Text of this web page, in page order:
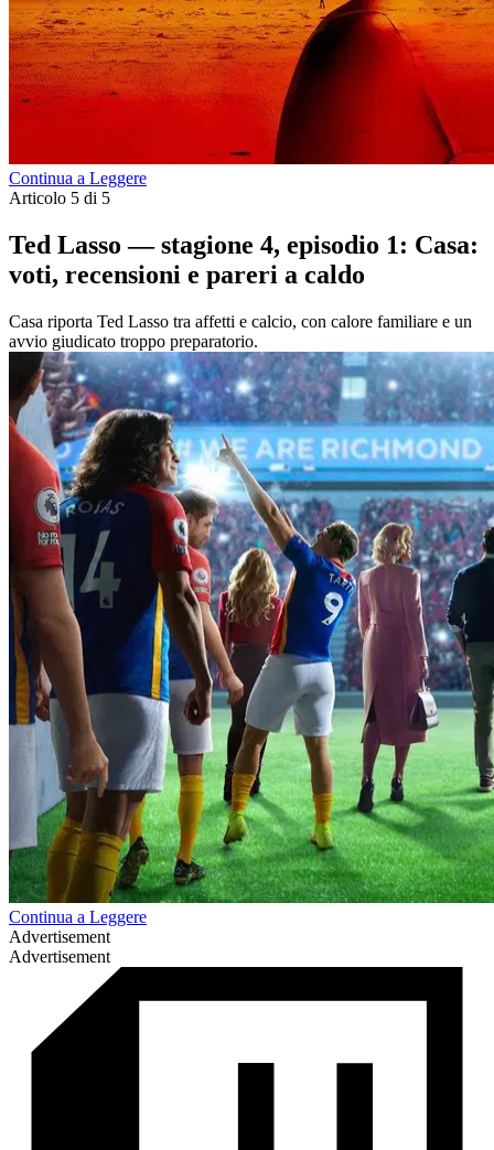
Continua a Leggere
Articolo 5 di 5
Ted Lasso — stagione 4, episodio 1: Casa:
voti, recensioni e pareri a caldo
Casa riporta Ted Lasso tra affetti e calcio, con calore familiare e un
avvio giudicato troppo preparatorio.
Continua a Leggere
Advertisement
Advertisement